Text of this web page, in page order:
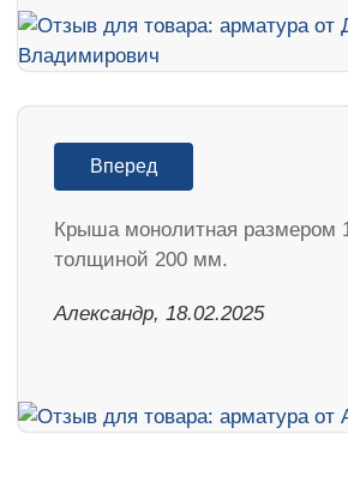
Вперед
Крыша монолитная размером
толщиной 200 мм.
Александр, 18.02.2025